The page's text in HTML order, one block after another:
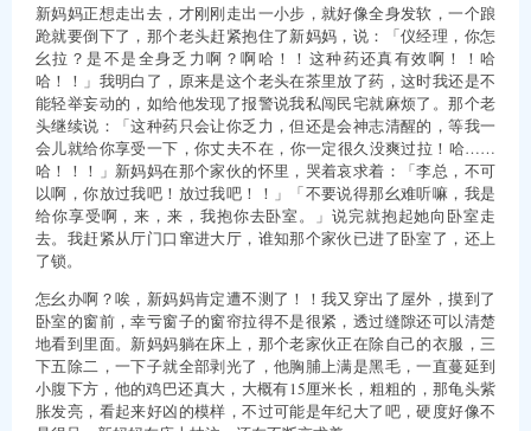
新妈妈正想走出去，才刚刚走出一小步，就好像全身发软，一个踉
跄就要倒下了，那个老头赶紧抱住了新妈妈，说：「仪经理，你怎
幺拉？是不是全身乏力啊？啊哈！！这种药还真有效啊！！哈
哈！！」我明白了，原来是这个老头在茶里放了药，这时我还是不
能轻举妄动的，如给他发现了报警说我私闯民宅就麻烦了。那个老
头继续说：「这种药只会让你乏力，但还是会神志清醒的，等我一
会儿就给你享受一下，你丈夫不在，你一定很久没爽过拉！哈……
哈！！！」新妈妈在那个家伙的怀里，哭着哀求着：「李总，不可
以啊，你放过我吧！放过我吧！！」「不要说得那幺难听嘛，我是
给你享受啊，来，来，我抱你去卧室。」说完就抱起她向卧室走
去。我赶紧从厅门口窜进大厅，谁知那个家伙已进了卧室了，还上
了锁。
怎幺办啊？唉，新妈妈肯定遭不测了！！我又穿出了屋外，摸到了
卧室的窗前，幸亏窗子的窗帘拉得不是很紧，透过缝隙还可以清楚
地看到里面。新妈妈躺在床上，那个老家伙正在除自己的衣服，三
下五除二，一下子就全部剥光了，他胸脯上满是黑毛，一直蔓延到
小腹下方，他的鸡巴还真大，大概有15厘米长，粗粗的，那龟头紫
胀发亮，看起来好凶的模样，不过可能是年纪大了吧，硬度好像不